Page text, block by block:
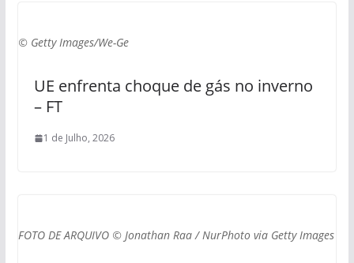
© Getty Images/We-Ge
UE enfrenta choque de gás no inverno
– FT
1 de Julho, 2026
FOTO DE ARQUIVO © Jonathan Raa / NurPhoto via Getty Images